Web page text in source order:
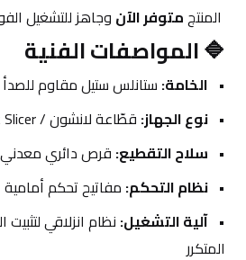
متوفر الآن وجاهز للتشغيل
🔷 المواصفات الفنية
الخامة: ستانلس ستيل مقاوم للصدأ
نوع الجهاز: قطّاعة لانشون / Meat Slicer
سلاح التقطيع: قرص دائري معدني
نظام التحكم: مفاتيح تحكم أمامية
آلية التشغيل:
المتكرر